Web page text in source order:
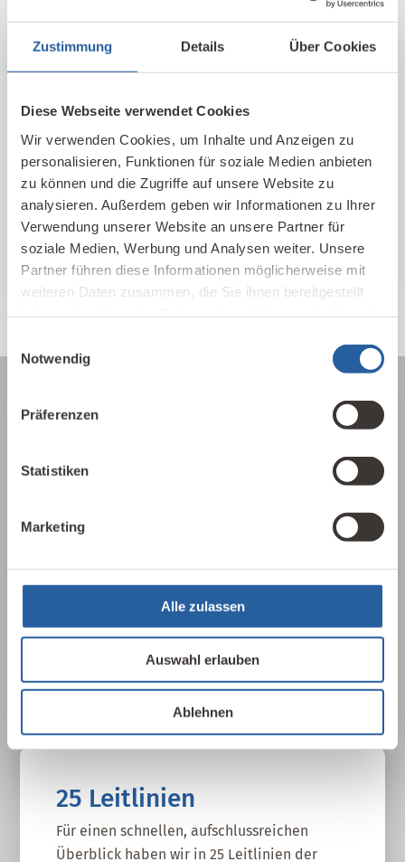
Zustimmung Details Über Cookies
Diese Webseite verwendet Cookies
Wir verwenden Cookies, um Inhalte und Anzeigen zu
personalisieren, Funktionen für soziale Medien anbieten
zu können und die Zugriffe auf unsere Website zu
analysieren. Außerdem geben wir Informationen zu Ihrer
Verwendung unserer Website an unsere Partner für
soziale Medien, Werbung und Analysen weiter. Unsere
Partner führen diese Informationen möglicherweise mit
weiteren Daten zusammen, die Sie ihnen bereitgestellt
Notwendig
Präferenzen
Statistiken
Marketing
Alle zulassen
Auswahl erlauben
Ablehnen
Hier finden Sie unsere qualifizierten
Baubiologischen Beratungsstellen und
Kontakte im In- und Ausland nach Standort
und Themen sortiert.
IBN Beratungsstellen
Die Baubiologie beschäftigt sich mit der
gebauten Umwelt. Wie wirken sich Gebäude,
Natur aus? Dabei werden ganzheitlich
gesundheitliche, nachhaltige und
Baubiologie kennenlernen
25 Leitlinien
Für einen schnellen, aufschlussreichen
Überblick haben wir in 25 Leitlinien der